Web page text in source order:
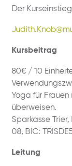
Der
Kursbeitrag
80€ / 10
Yoga für
überweisen.
Sparkasse
08, BIC:
Leitung